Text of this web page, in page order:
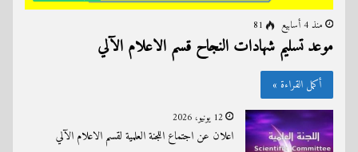
منذ 4 أسابيع
81
موعد تسليم شهادات النجاح قسم الاعلام الآلي
أكمل القراءة »
12 يونيو، 2026
اعلان عن اجتماع اللجنة العلمية لقسم الاعلام الآلي